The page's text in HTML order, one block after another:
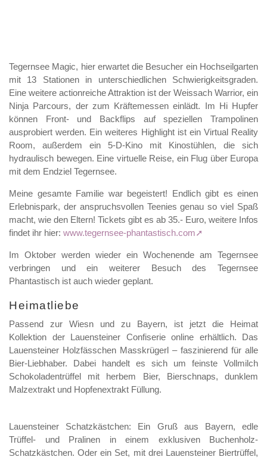
Tegernsee Magic, hier erwartet die Besucher ein Hochseilgarten
mit 13 Stationen in unterschiedlichen Schwierigkeitsgraden.
Eine weitere actionreiche Attraktion ist der Weissach Warrior, ein
Ninja Parcours, der zum Kräftemessen einlädt. Im Hi Hupfer
können Front- und Backflips auf speziellen Trampolinen
ausprobiert werden. Ein weiteres Highlight ist ein Virtual Reality
Room, außerdem ein 5-D-Kino mit Kinostühlen, die sich
hydraulisch bewegen. Eine virtuelle Reise, ein Flug über Europa
mit dem Endziel Tegernsee.
Meine gesamte Familie war begeistert! Endlich gibt es einen
Erlebnispark, der anspruchsvollen Teenies genau so viel Spaß
macht, wie den Eltern! Tickets gibt es ab 35.- Euro, weitere Infos
findet ihr hier: www.tegernsee-phantastisch.com
Im Oktober werden wieder ein Wochenende am Tegernsee
verbringen und ein weiterer Besuch des Tegernsee
Phantastisch ist auch wieder geplant.
Heimatliebe
Passend zur Wiesn und zu Bayern, ist jetzt die Heimat
Kollektion der Lauensteiner Confiserie online erhältlich. Das
Lauensteiner Holzfässchen Masskrügerl – faszinierend für alle
Bier-Liebhaber. Dabei handelt es sich um feinste Vollmilch
Schokoladentrüffel mit herbem Bier, Bierschnaps, dunklem
Malzextrakt und Hopfenextrakt Füllung.
Lauensteiner Schatzkästchen: Ein Gruß aus Bayern, edle
Trüffel- und Pralinen in einem exklusiven Buchenholz-
Schatzkästchen. Oder ein Set, mit drei Lauensteiner Biertrüffel,